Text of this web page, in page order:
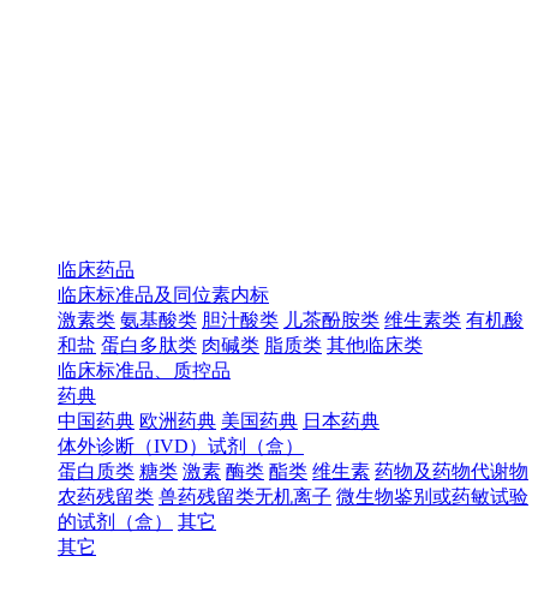
临床药品
临床标准品及同位素内标
激素类 氨基酸类 胆汁酸类 儿茶酚胺类 维生素类 有机酸
和盐 蛋白多肽类 肉碱类 脂质类 其他临床类
临床标准品、质控品
药典
中国药典 欧洲药典 美国药典 日本药典
体外诊断（IVD）试剂（盒）
蛋白质类 糖类 激素 酶类 酯类 维生素 药物及药物代谢物
农药残留类 兽药残留类无机离子 微生物鉴别或药敏试验
的试剂（盒）
其它
其它